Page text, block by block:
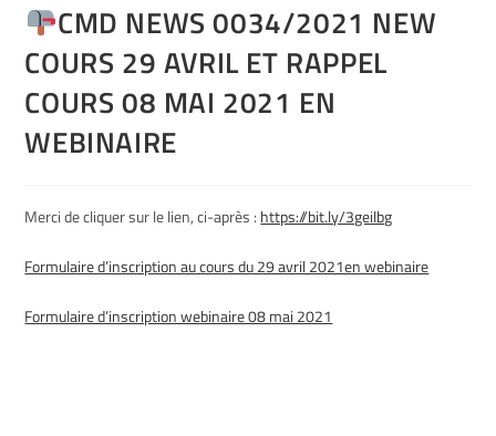
CMD NEWS 0034/2021 NEW
COURS 29 AVRIL ET RAPPEL
COURS 08 MAI 2021 EN
WEBINAIRE
Merci de cliquer sur le lien, ci-après : https://bit.ly/3geilbg
Formulaire d’inscription au cours du 29 avril 2021en webinaire
Formulaire d’inscription webinaire 08 mai 2021